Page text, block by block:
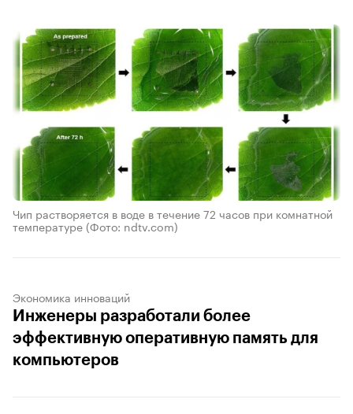
Чип растворяется в воде в течение 72 часов при комнатной
температуре (Фото: ndtv.com)
Экономика инноваций
Инженеры разработали более
эффективную оперативную память для
компьютеров